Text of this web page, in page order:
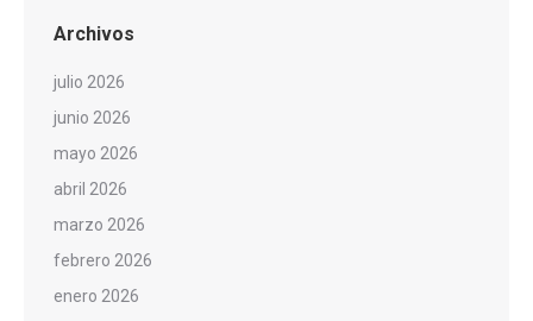
Archivos
julio 2026
junio 2026
mayo 2026
abril 2026
marzo 2026
febrero 2026
enero 2026